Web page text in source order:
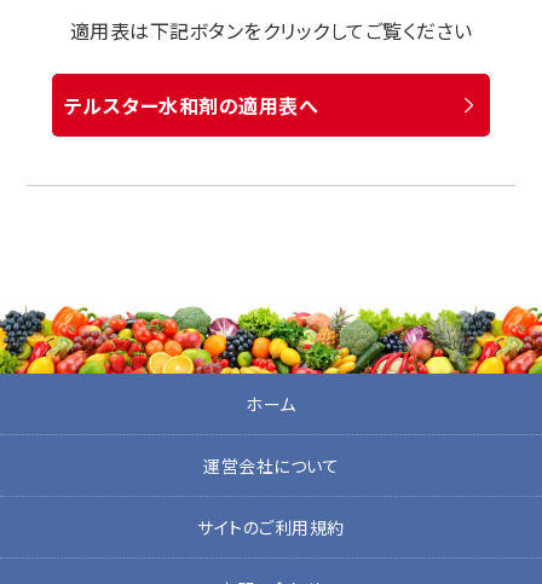
適用表は下記ボタンをクリックしてご覧ください
テルスター水和剤の適用表へ
ホーム
運営会社について
サイトのご利用規約